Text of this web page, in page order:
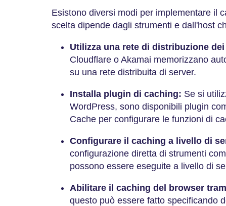
Esistono diversi modi per implementare il
scelta dipende dagli strumenti e dall'host
Utilizza una rete di distribuzione
Cloudflare o Akamai memorizzano
su una rete distribuita di server.
Installa plugin di caching: Se si
WordPress, sono disponibili plugin
Cache per configurare le funzioni di
Configurare il caching a livello di
configurazione diretta di strumenti
possono essere eseguite a livello di
Abilitare il caching del browser
questo può essere fatto specificando